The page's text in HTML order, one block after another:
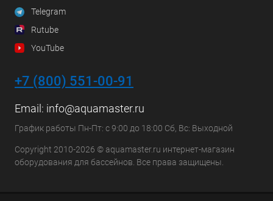
Telegram
Rutube
YouTube
+7 (800) 551-00-91
Email: info@aquamaster.ru
График работы Пн-Пт: с 9:00 до 18:00 Сб, Вс: Выходной
Copyright 2010-2026 © aquamaster.ru интернет-магазин
оборудования для бассейнов. Все права защищены.